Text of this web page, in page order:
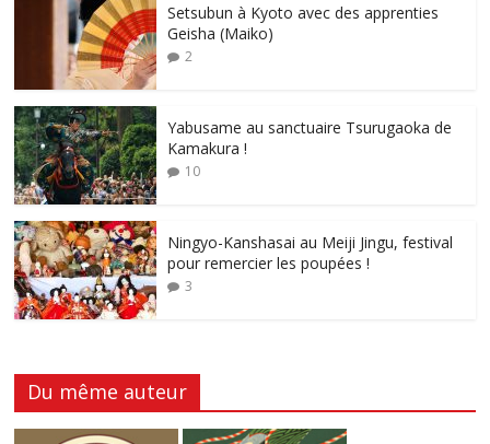
Setsubun à Kyoto avec des apprenties
Geisha (Maiko)
2
Yabusame au sanctuaire Tsurugaoka de
Kamakura !
10
Ningyo-Kanshasai au Meiji Jingu, festival
pour remercier les poupées !
3
Du même auteur